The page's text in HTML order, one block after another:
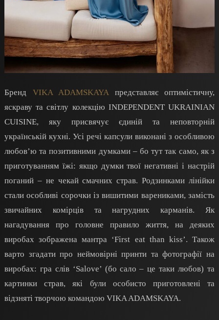
Бренд VIKA ADAMSKAYAпредставляє оптимістичну,
яскраву та світлу колекцію INDEPENDENT UKRAINIAN
CUISINE, яку присвячує єдиній та неповторній
українській кухні. Усі речі капсули виконані з особливою
любов’ю та позитивними думками – бо тут так само, як з
приготуванням їжі: якщо думки твої негативні і настрій
поганий – не чекай смачних страв. Родзинками лінійки
стали особливі сорочки із вишитими варениками, замість
звичайних комірців та нагрудних карманів. Як
нагадування про головне правило життя, на деяких
виробах зображена мантра ‘First eat than kiss’. Також
варто згадати про неймовірні принти та фотографії на
виробах: гра слів ‘Salove’ (бо сало – це таки любов) та
картинки страв, які були особисто приготовлені та
відзняті творчою командою VIKA ADAMSKAYA.